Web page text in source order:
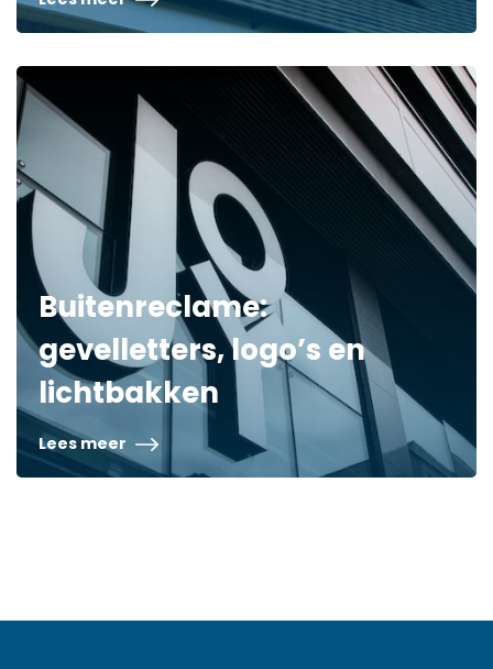
Buitenreclame:
gevelletters, logo’s en
lichtbakken
Lees meer